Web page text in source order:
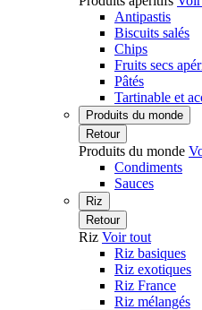
Antipastis
Biscuits salés
Chips
Fruits secs
Pâtés
Tartinable et
Produits du monde
Retour
Produits du monde
Condiments
Sauces
Riz
Retour
Riz Voir tout
Riz basiques
Riz exotiques
Riz France
Riz mélangés